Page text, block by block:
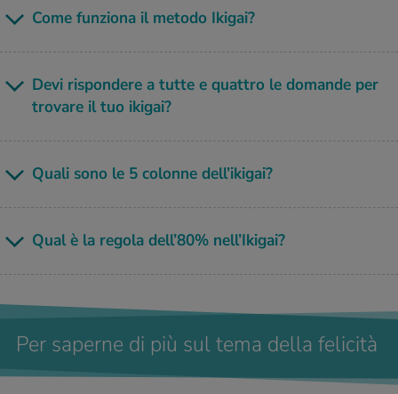
Come fun­zio­na il me­to­do Iki­gai?
Devi ri­spon­de­re a tutte e quat­tro le do­man­de per
tro­va­re il tuo iki­gai?
Quali sono le 5 co­lon­ne del­l’i­ki­gai?
Qual è la re­go­la del­l’80% nel­l’I­ki­gai?
Per saperne di più sul tema della felicità